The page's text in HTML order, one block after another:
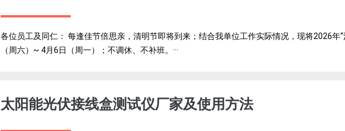
各位员工及同仁： 每逢佳节倍思亲，清明节即将到来；结合我单位工作实际情况，现将2026年
（周六）~ 4月6日（周一）；不调休、不补班。···
太阳能光伏接线盒测试仪厂家及使用方法